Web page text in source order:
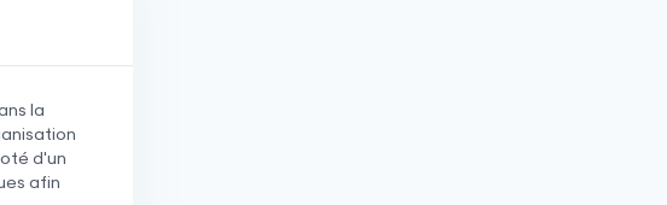
la
d'un
afin